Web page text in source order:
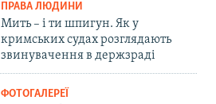
ПРАВА ЛЮДИНИ
Мить – і ти шпигун. Як у
кримських судах розглядають
звинувачення в держзраді
ФОТОГАЛЕРЕЇ